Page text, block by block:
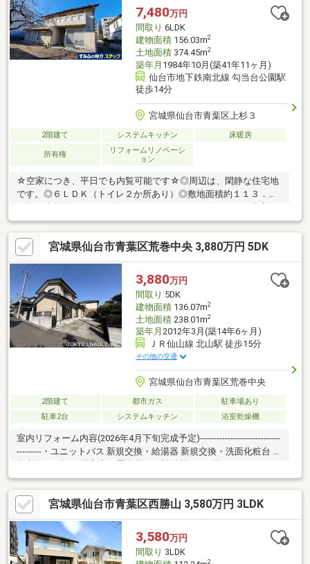
1130m○(選択可能)第二中学校 徒歩８分 約640m○やまや通町
店 徒歩８分 約570m
7,480万円
間取り 6LDK
建物面積156.03m2
土地面積374.45m2
築年月 1984年10月(築41年11ヶ月)
仙台市地下鉄南北線 勾当台公園駅
徒歩14分
宮城県仙台市青葉区上杉３
2階建て システムキッチン 床暖房
所有権
リフォームリノベーシ
ョン
☆空家につき、平日でも内覧可能です☆◎周辺は、閑静な住宅地
です。◎６ＬＤＫ（トイレ２か所あり）◎敷地面積約１１３．２
７坪・建物約４７．１９坪、６ＬＤＫです！（リフォーム内容）
２０１１年１１月実施・外壁・屋根塗装・ＬＤＫフリーリング張
替え・設置設備（床暖房・エコキュート・ＩＨクッキングヒータ
ー）・ＬＤＫクロス壁張替え２０１２年１１月実施・２階各洋室
壁クロス張替え
宮城県仙台市青葉区荒巻中央 3,880万円 5DK
3,880万円
間取り 5DK
建物面積136.07m2
土地面積238.01m2
築年月 2012年3月(築14年6ヶ月)
ＪＲ仙山線 北山駅 徒歩15分
その他の交通
宮城県仙台市青葉区荒巻中央
2階建て 都市ガス
駐車場あり
駐車2台
システムキッチン 浴室乾燥機
室内リフォーム内容(2026年4月下旬完成予定)-----------------------------
---------・ユニットバス 新規交換・給湯器 新規交換・洗面化粧台 新
イレ 新規交換・2階シャワートイレ 新規交換・内装クロス一部貼
り替え 等《アクセス》・JR仙山線『北山』駅まで徒歩15分の物
件です。・仙台市地下鉄南北線『北仙台』駅まで徒歩17分の物件
です。・仙台市地下鉄南北線『仙台』駅までバスで32分、バス停
『本沢三丁目』停から徒歩3分の立地です。
宮城県仙台市青葉区西勝山 3,580万円 3LDK
3,580万円
間取り 3LDK
2